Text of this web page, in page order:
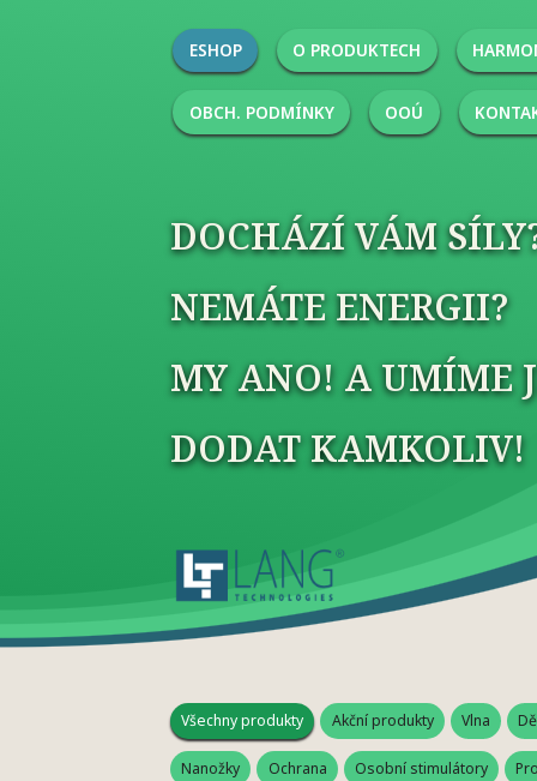
ESHOP O PRODUKTECH
OBCH. PODMÍNKY OOÚ
DOCHÁZÍ VÁM
NEMÁTE ENERGII?
MY ANO! A UMÍME
DODAT KAMKOLIV!
Všechny produkty Akční produkty Vlna
Nanožky Ochrana Osobní stimulátory